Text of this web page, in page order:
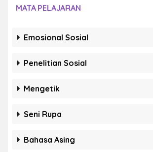
MATA PELAJARAN
Emosional Sosial
Penelitian Sosial
Mengetik
Seni Rupa
Bahasa Asing